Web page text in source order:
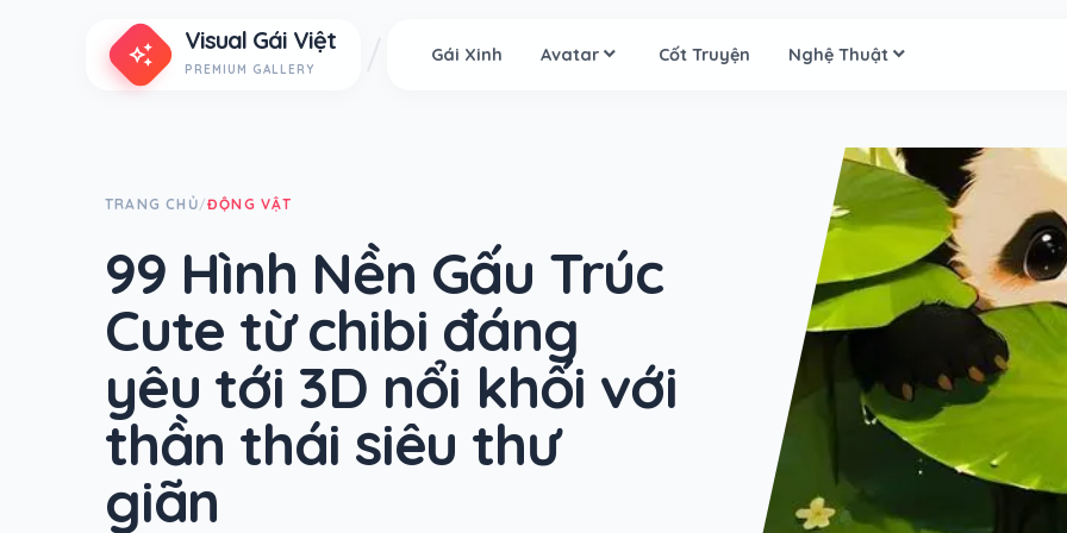
auto_awesome Visual Gái Việt
PREMIUM GALLERY
Gái Xinh Avatar Cốt Truyện Nghệ Thuật
TRANG CHỦ/ĐỘNG VẬT
99 Hình Nền Gấu Trúc
Cute từ chibi đáng
yêu tới 3D nổi khối với
thần thái siêu thư
giãn